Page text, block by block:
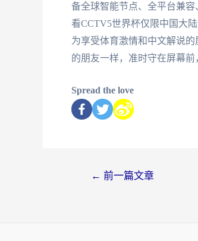
备全球智能节点、全平台兼
看CCTV5世界杯仅限中国大
为享受体育激情和中文解说
的朋友一样，准时守在屏幕前
Spread the love
← 前一篇文章